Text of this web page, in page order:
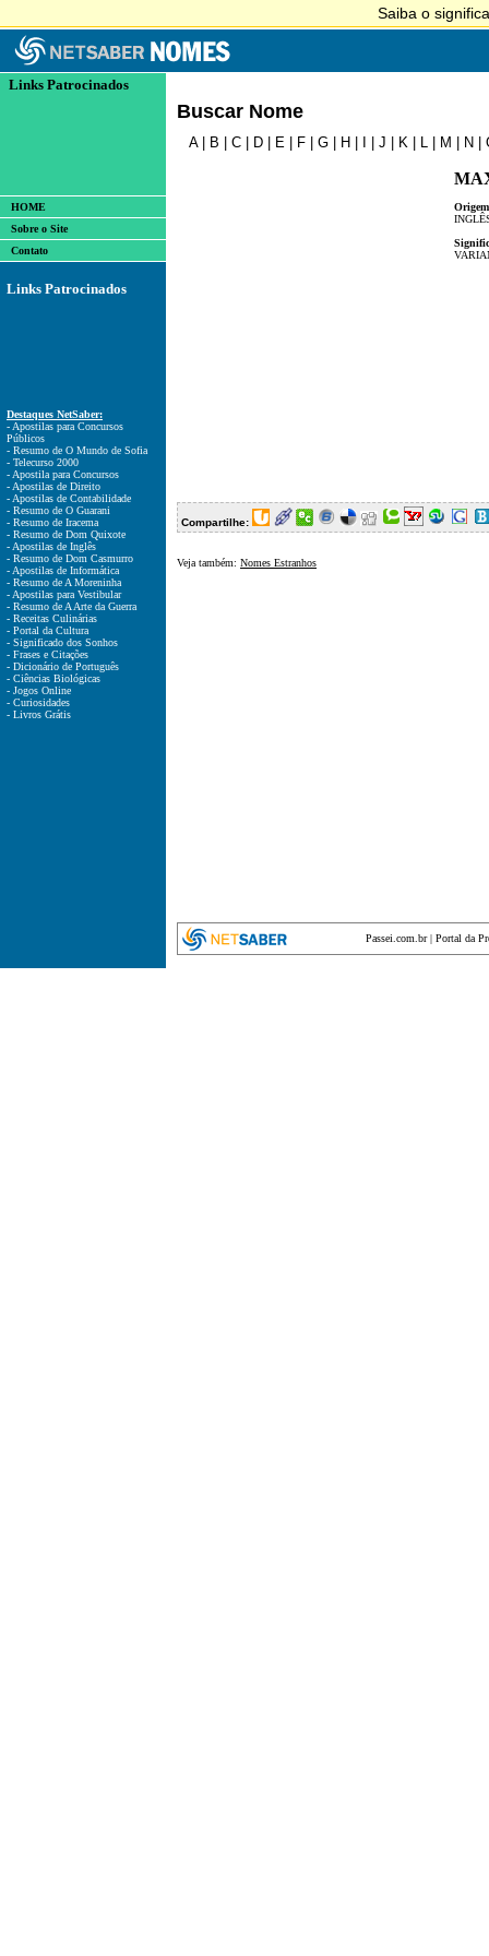
Links Patrocinados
HOME
Sobre o Site
Contato
Links Patrocinados
Destaques NetSaber:
- Apostilas para Concursos
Públicos
- Resumo de O Mundo de Sofia
- Telecurso 2000
- Apostila para Concursos
- Apostilas de Direito
- Apostilas de Contabilidade
- Resumo de O Guarani
- Resumo de Iracema
- Resumo de Dom Quixote
- Apostilas de Inglês
- Resumo de Dom Casmurro
- Apostilas de Informática
- Resumo de A Moreninha
- Apostilas para Vestibular
- Resumo de A Arte da Guerra
- Receitas Culinárias
- Portal da Cultura
- Significado dos Sonhos
- Frases e Citações
- Dicionário de Português
- Ciências Biológicas
- Jogos Online
- Curiosidades
- Livros Grátis
Buscar Nome
A| B C D E F G H J K L M N
Compartilhe:
Veja também: Nomes Estranhos
Passei.com.br| Portal da